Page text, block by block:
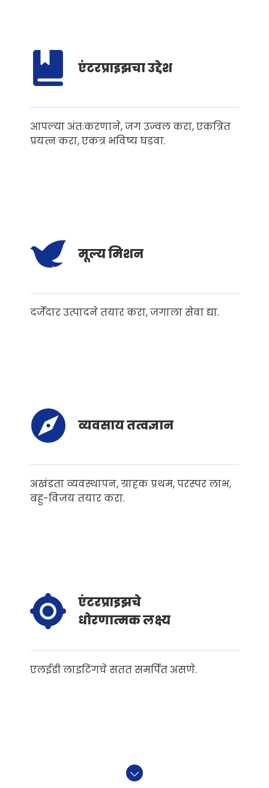
एंटरप्राइझचा उद्देश
आपल्या अंतःकरणाने, जग उज्वल करा, एकत्रित
प्रयत्न करा, एकत्र भविष्य घडवा.
मूल्य मिशन
दर्जेदार उत्पादने तयार करा, जगाला सेवा द्या.
व्यवसाय तत्वज्ञान
अखंडता व्यवस्थापन, ग्राहक प्रथम, परस्पर लाभ,
बहु-विजय तयार करा.
एंटरप्राइझचे
धोरणात्मक लक्ष्य
एलईडी लाइटिंगचे सतत समर्पित असणे.